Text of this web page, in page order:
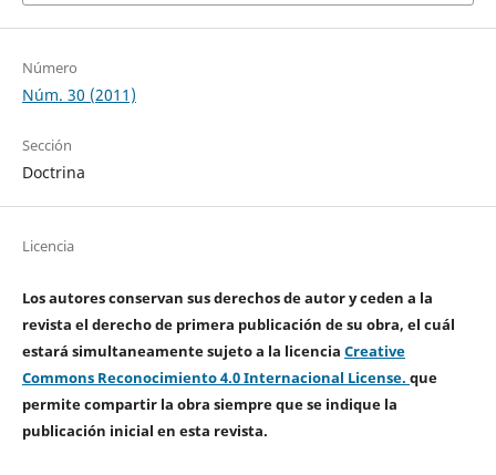
Número
Núm. 30 (2011)
Sección
Doctrina
Licencia
Los autores conservan sus derechos de autor y ceden a la
revista el derecho de primera publicación de su obra, el cuál
estará simultaneamente sujeto a la licencia Creative
Commons Reconocimiento 4.0 Internacional License. que
permite compartir la obra siempre que se indique la
publicación inicial en esta revista.